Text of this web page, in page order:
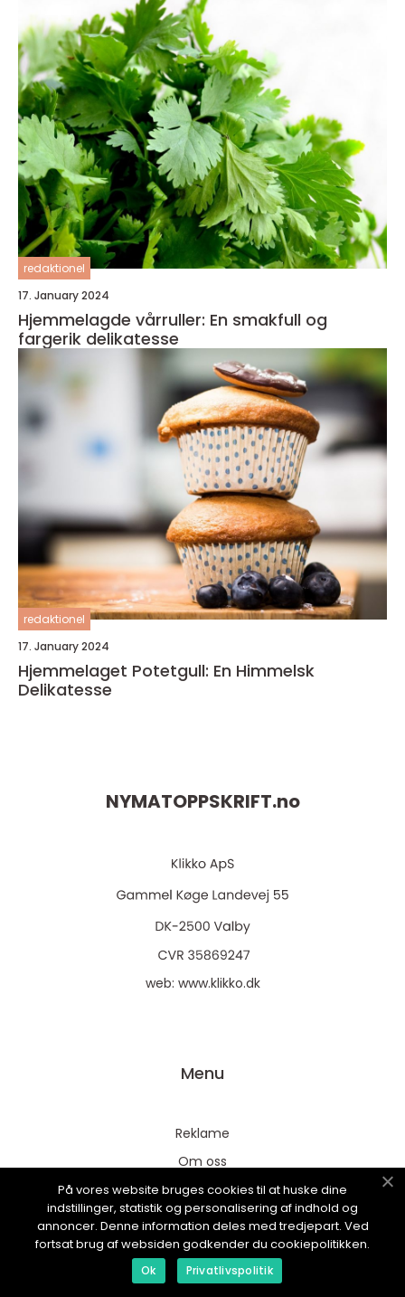
redaktionel
17. January 2024
Hjemmelagde vårruller: En smakfull og
fargerik delikatesse
redaktionel
17. January 2024
Hjemmelaget Potetgull: En Himmelsk
Delikatesse
NYMATOPPSKRIFT.no
web: www.klikko.dk
Menu
Reklame
Om oss
Cookies
Kontakt Oss
Sitemap
På vores website bruges cookies til at huske dine
indstillinger, statistik og personalisering af indhold og
annoncer. Denne information deles med tredjepart. Ved
fortsat brug af websiden godkender du cookiepolitikken.
Ok Privatlivspolitik